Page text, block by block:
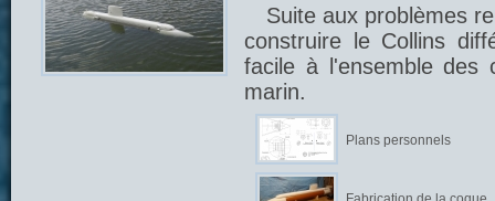
Suite aux problèmes
construire le Collins
facile à l'ensemble des
marin.
Plans personnels